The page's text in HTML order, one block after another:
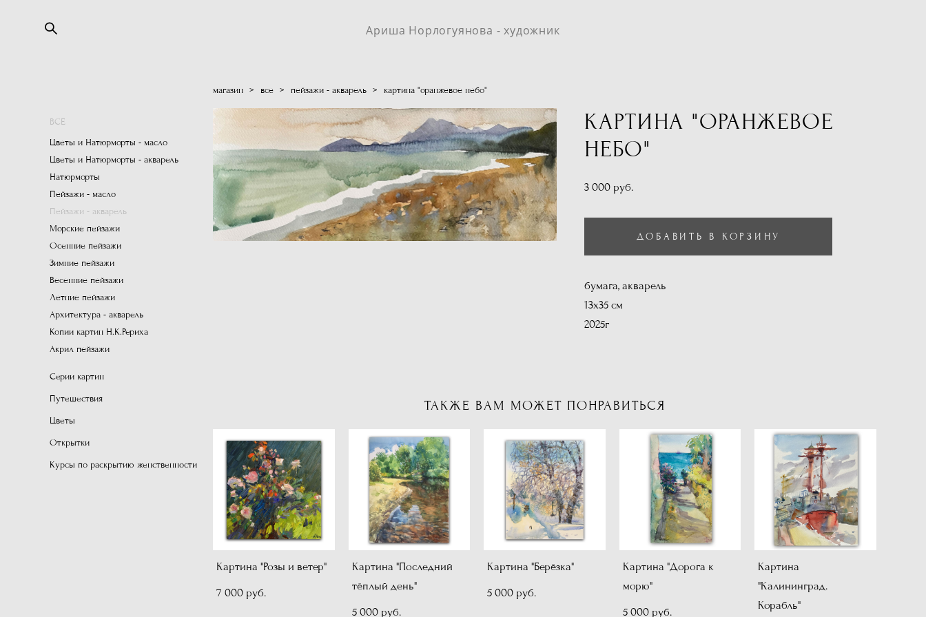
Ариша Норлогуянова - художник
ВСЕ
Цветы и Натюрморты - масло
Цветы и Натюрморты - акварель
Натюрморты
Пейзажи - масло
Пейзажи - акварель
Морские пейзажи
Осенние пейзажи
Зимние пейзажи
Весенние пейзажи
Летние пейзажи
Архитектура - акварель
Копии картин Н.К.Рериха
Акрил пейзажи
Серии картин
Путешествия
Цветы
Открытки
Курсы по раскрытию женственности
магазин > все > пейзажи - акварель > картина "оранжевое небо"
КАРТИНА "ОРАНЖЕВОЕ
НЕБО"
3 000 pуб.
ДОБАВИТЬ В КОРЗИНУ
бумага, акварель
13х35 см
2025г
ТАКЖЕ ВАМ МОЖЕТ ПОНРАВИТЬСЯ
Картина "Розы и ветер"
7 000 pуб.
Картина "Последний
тёплый день"
5 000 pуб.
Картина "Берёзка"
5 000 pуб.
Картина "Дорога к
морю"
5 000 pуб.
Картина
"Калининград.
Корабль"